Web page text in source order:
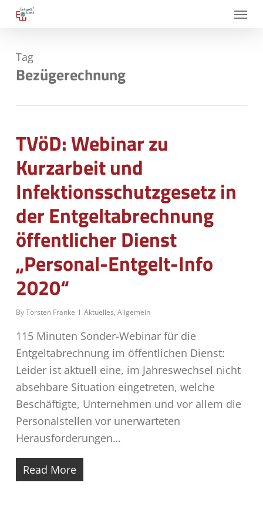
Skip
content
Menu
Tag
Bezügerechnung
TVöD: Webinar zu
Kurzarbeit und
Infektionsschutzgesetz in
der Entgeltabrechnung
öffentlicher Dienst
„Personal-Entgelt-Info
2020“
ByTorsten Franke Aktuelles, Allgemein
115 Minuten Sonder-Webinar für die
Entgeltabrechnung im öffentlichen Dienst:
Leider ist aktuell eine, im Jahreswechsel nicht
absehbare Situation eingetreten, welche
Beschäftigte, Unternehmen und vor allem die
Personalstellen vor unerwarteten
Herausforderungen…
Read More